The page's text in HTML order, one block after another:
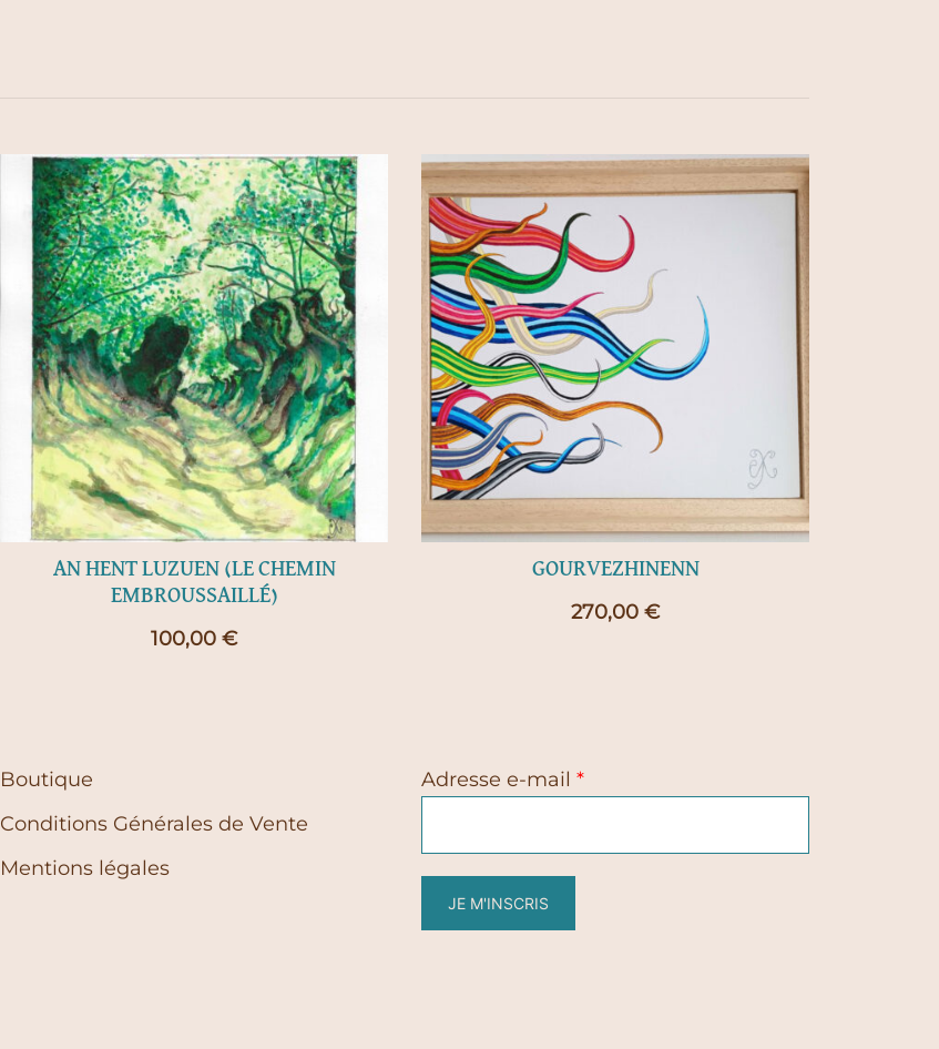
AN HENT LUZUEN (LE CHEMIN
EMBROUSSAILLÉ)
100,00 €
GOURVEZHINENN
270,00 €
Boutique
Conditions Générales de Vente
Mentions légales
Adresse e-mail *
JE M'INSCRIS